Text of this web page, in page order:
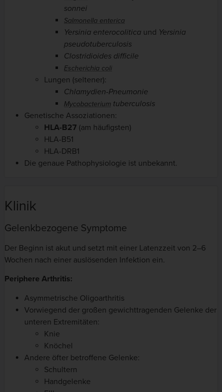
sonnei
Salmonella enterica
Yersinia enterocolitica und Yersinia
pseudotuberculosis
Clostridioides difficile
Escherichia coli
Lungen (seltener):
Chlamydien-Pneumonie
Mycobacterium tuberculosis
Genetische Assoziationen:
HLA-B27 (am häufigsten)
HLA-B51
HLA-DRB1
Die genaue Pathophysiologie ist unbekannt.
Klinik
Gelenkbezogene Symptome
Der Beginn ist akut und setzt mit einer Latenzzeit von 2–6
Wochen nach einer auslösenden Infektion ein.
Periphere Arthritis:
Asymmetrische Oligoarthritis
Vorwiegend der großen gewichttragenden Gelenke der
unteren Extremitäten:
Knie
Knöchel
Andere öfter betroffene Gelenke:
Schultern
Handgelenke